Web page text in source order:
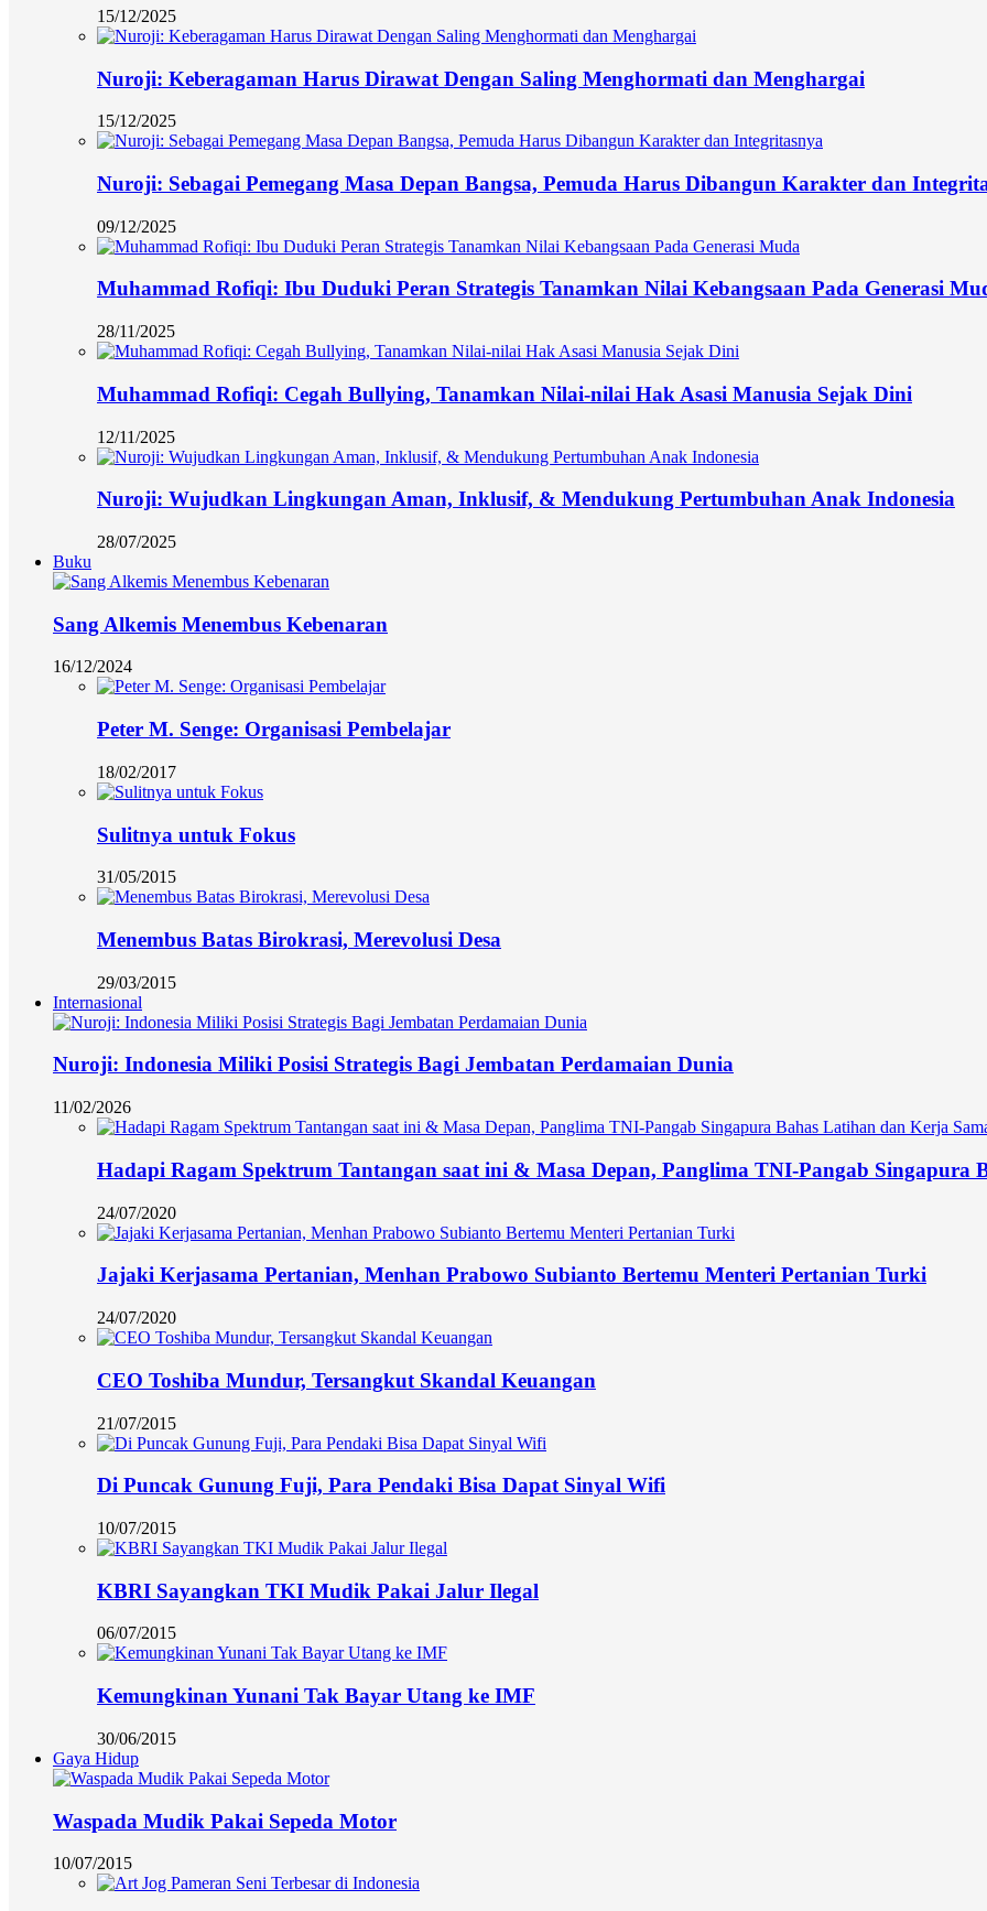
15/12/2025
Nuroji: Keberagaman Harus Dirawat Dengan Saling Menghormati dan Menghargai
15/12/2025
Nuroji: Sebagai Pemegang Masa Depan Bangsa, Pemuda Harus Dibangun Karakter dan
09/12/2025
Muhammad Rofiqi: Ibu Duduki Peran Strategis Tanamkan Nilai Kebangsaan Pada Generasi
28/11/2025
Muhammad Rofiqi: Cegah Bullying, Tanamkan Nilai-nilai Hak Asasi Manusia Sejak Dini
12/11/2025
Nuroji: Wujudkan Lingkungan Aman, Inklusif, & Mendukung Pertumbuhan Anak Indonesia
28/07/2025
Buku
Sang Alkemis Menembus Kebenaran
16/12/2024
Peter M. Senge: Organisasi Pembelajar
18/02/2017
Sulitnya untuk Fokus
31/05/2015
Menembus Batas Birokrasi, Merevolusi Desa
29/03/2015
Internasional
Nuroji: Indonesia Miliki Posisi Strategis Bagi Jembatan Perdamaian Dunia
11/02/2026
Hadapi Ragam Spektrum Tantangan saat ini & Masa Depan, Panglima TNI-Pangab Singapura
24/07/2020
Jajaki Kerjasama Pertanian, Menhan Prabowo Subianto Bertemu Menteri Pertanian Turki
24/07/2020
CEO Toshiba Mundur, Tersangkut Skandal Keuangan
21/07/2015
Di Puncak Gunung Fuji, Para Pendaki Bisa Dapat Sinyal Wifi
10/07/2015
KBRI Sayangkan TKI Mudik Pakai Jalur Ilegal
06/07/2015
Kemungkinan Yunani Tak Bayar Utang ke IMF
30/06/2015
Gaya Hidup
Waspada Mudik Pakai Sepeda Motor
10/07/2015